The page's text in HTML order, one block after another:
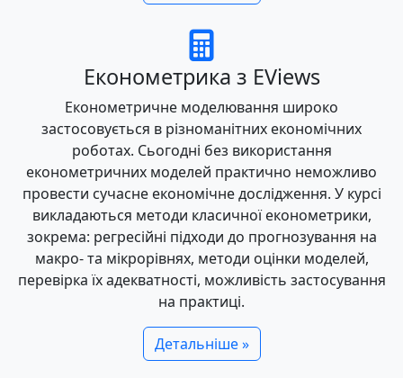
Економетрика з EViews
Економетричне моделювання широко
застосовується в різноманітних економічних
роботах. Сьогодні без використання
економетричних моделей практично неможливо
провести сучасне економічне дослідження. У курсі
викладаються методи класичної економетрики,
зокрема: регресійні підходи до прогнозування на
макро- та мікрорівнях, методи оцінки моделей,
перевірка їх адекватності, можливість застосування
на практиці.
Детальніше »